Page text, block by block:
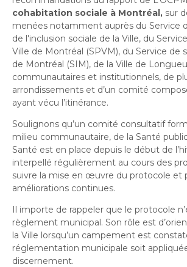
cohabitation sociale à Montréal, sur
menées notamment auprès du Service
de l'inclusion sociale de la Ville, du
Ville de Montréal (SPVM), du Service de
de Montréal (SIM), de la Ville de
communautaires et institutionnels, de
arrondissements et d’un comité
ayant vécu l’itinérance.
Soulignons qu’un comité consultatif
milieu communautaire, de la Santé
Santé est en place depuis le début de
interpellé régulièrement au cours des
suivre la mise en œuvre du protocole et
améliorations continues.
Il importe de rappeler que le protocole
règlement municipal. Son rôle est
la Ville lorsqu’un campement est
réglementation municipale soit
discernement.